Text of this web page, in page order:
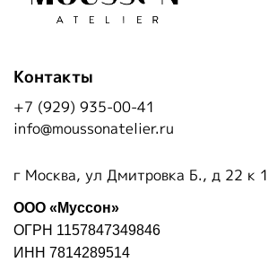
Контакты
+7 (929) 935-00-41
info@moussonatelier.ru
г Москва, ул Дмитровка Б., д 22 к 1
ООО «Муссон»
ОГРН 1157847349846
ИНН 7814289514